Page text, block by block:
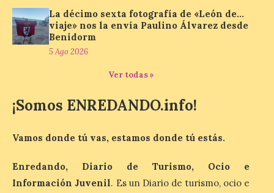
en la zona de descanso
junto al control de firmas
y, como novedad, en el
Leaders Lounge, dos espacios exclusivos
para los ciclistas. El recorrido de La
Última llamada: Eclipse
Dónde alojarse y a qué
7 Ago 2026
La décimo sexta fotografía de «León de…
viaje» nos la envía Paulino Álvarez desde
Benidorm
5 Ago 2026
Ver todas »
¡Somos ENREDANDO.info!
Vamos donde tú vas, estamos donde tú estás.
Enredando, Diario de Turismo, Ocio e
Información Juvenil. Es un Diario de turismo, ocio e